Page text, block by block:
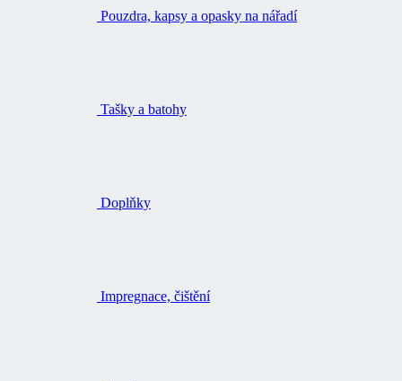
Pouzdra, kapsy a opasky na nářadí
Tašky a batohy
Doplňky
Impregnace, čištění